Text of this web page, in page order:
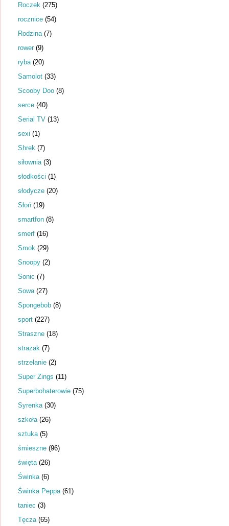
Roczek (275)
rocznice (54)
Rodzina (7)
rower (9)
ryba (20)
Samolot (33)
Scooby Doo (8)
serce (40)
Serial TV (13)
sexi (1)
Shrek (7)
siłownia (3)
słodkości (1)
słodycze (20)
Słoń (19)
smartfon (8)
smerf (16)
Smok (29)
Snoopy (2)
Sonic (7)
Sowa (27)
Spongebob (8)
sport (227)
Straszne (18)
strażak (7)
strzelanie (2)
Super Zings (11)
Superbohaterowie (75)
Syrenka (30)
szkoła (26)
sztuka (5)
śmieszne (96)
święta (26)
Świnka (6)
Świnka Peppa (61)
taniec (3)
Tęcza (65)